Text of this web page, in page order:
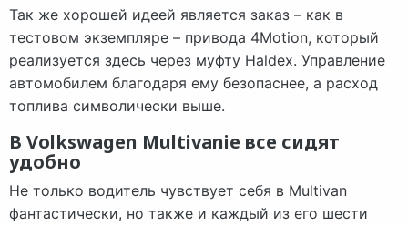
Так же хорошей идеей является заказ – как в
тестовом экземпляре – привода 4Motion, который
реализуется здесь через муфту Haldex. Управление
автомобилем благодаря ему безопаснее, а расход
топлива символически выше.
В Volkswagen Multivanie все сидят
удобно
Не только водитель чувствует себя в Multivan
фантастически, но также и каждый из его шести